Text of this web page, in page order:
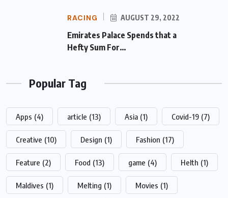
RACING AUGUST 29, 2022
Emirates Palace Spends that a Hefty Sum
For…
Popular Tag
Apps (4) article (13) Asia (1) Covid-19 (7)
Creative (10) Design (1) Fashion (17)
Feature (2) Food (13) game (4) Helth (1)
Maldives (1) Melting (1) Movies (1)